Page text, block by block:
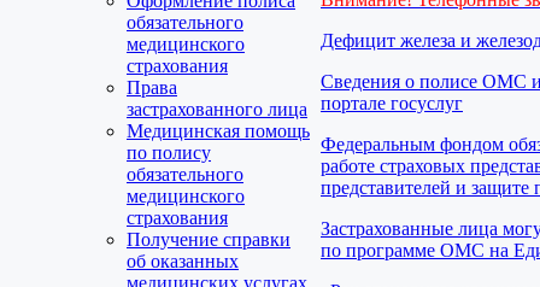
обязательного
медицинского
страхования
Права
застрахованного лица
Медицинская помощь
по полису
обязательного
медицинского
страхования
Получение справки
об оказанных
медицинских услугах
Дефицит железа и
Сведения о полисе ОМС
портале госуслуг
Федеральным фондом
работе страховых
представителей и защите
Застрахованные лица
по программе ОМС на